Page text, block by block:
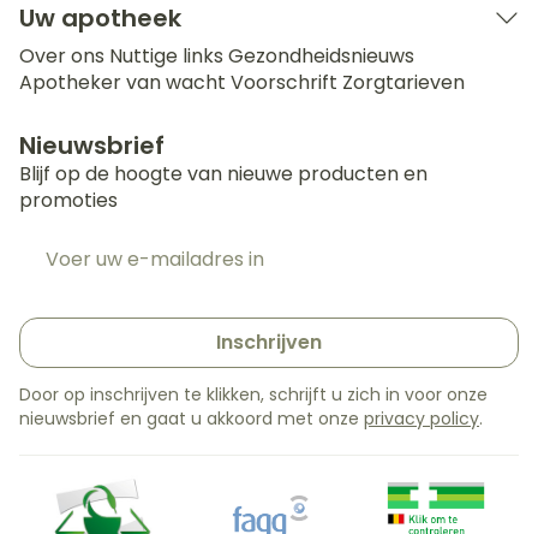
Uw apotheek
Over ons Nuttige links Gezondheidsnieuws
Apotheker van wacht Voorschrift Zorgtarieven
Nieuwsbrief
Blijf op de hoogte van nieuwe producten en
promoties
Inschrijven
Door op inschrijven te klikken, schrijft u zich in voor onze
nieuwsbrief en gaat u akkoord met onze privacy policy.